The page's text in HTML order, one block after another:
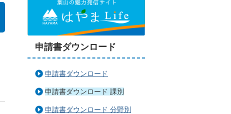
申請書ダウンロード
申請書ダウンロード
申請書ダウンロード 課別
申請書ダウンロード 分野別